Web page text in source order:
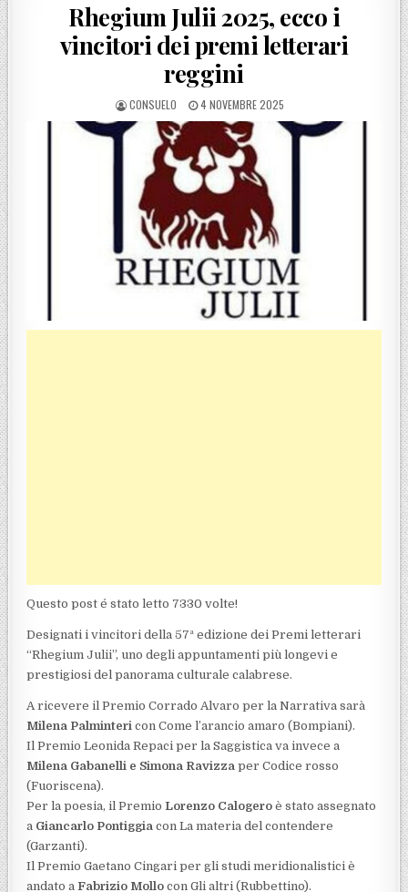
Rhegium Julii 2025, ecco i
vincitori dei premi letterari
reggini
POSTED BY
CONSUELO POSTED ON
4 NOVEMBRE 2025
Questo post é stato letto 7330 volte!
Designati i vincitori della 57ª edizione dei Premi letterari
“Rhegium Julii”, uno degli appuntamenti più longevi e
prestigiosi del panorama culturale calabrese.
A ricevere il Premio Corrado Alvaro per la Narrativa sarà
Milena Palminteri con Come l’arancio amaro (Bompiani).
Il Premio Leonida Repaci per la Saggistica va invece a
Milena Gabanelli e Simona Ravizza per Codice rosso
(Fuoriscena).
Per la poesia, il PremioLorenzo Calogero è stato assegnato
a Giancarlo Pontiggia con La materia del contendere
(Garzanti).
Il Premio Gaetano Cingari per gli studi meridionalistici è
andato aFabrizio Mollo con Gli altri (Rubbettino).